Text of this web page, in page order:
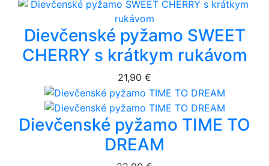
Dievčenské pyžamo SWEET
CHERRY s krátkym rukávom
21,90 €
Dievčenské pyžamo TIME TO
DREAM